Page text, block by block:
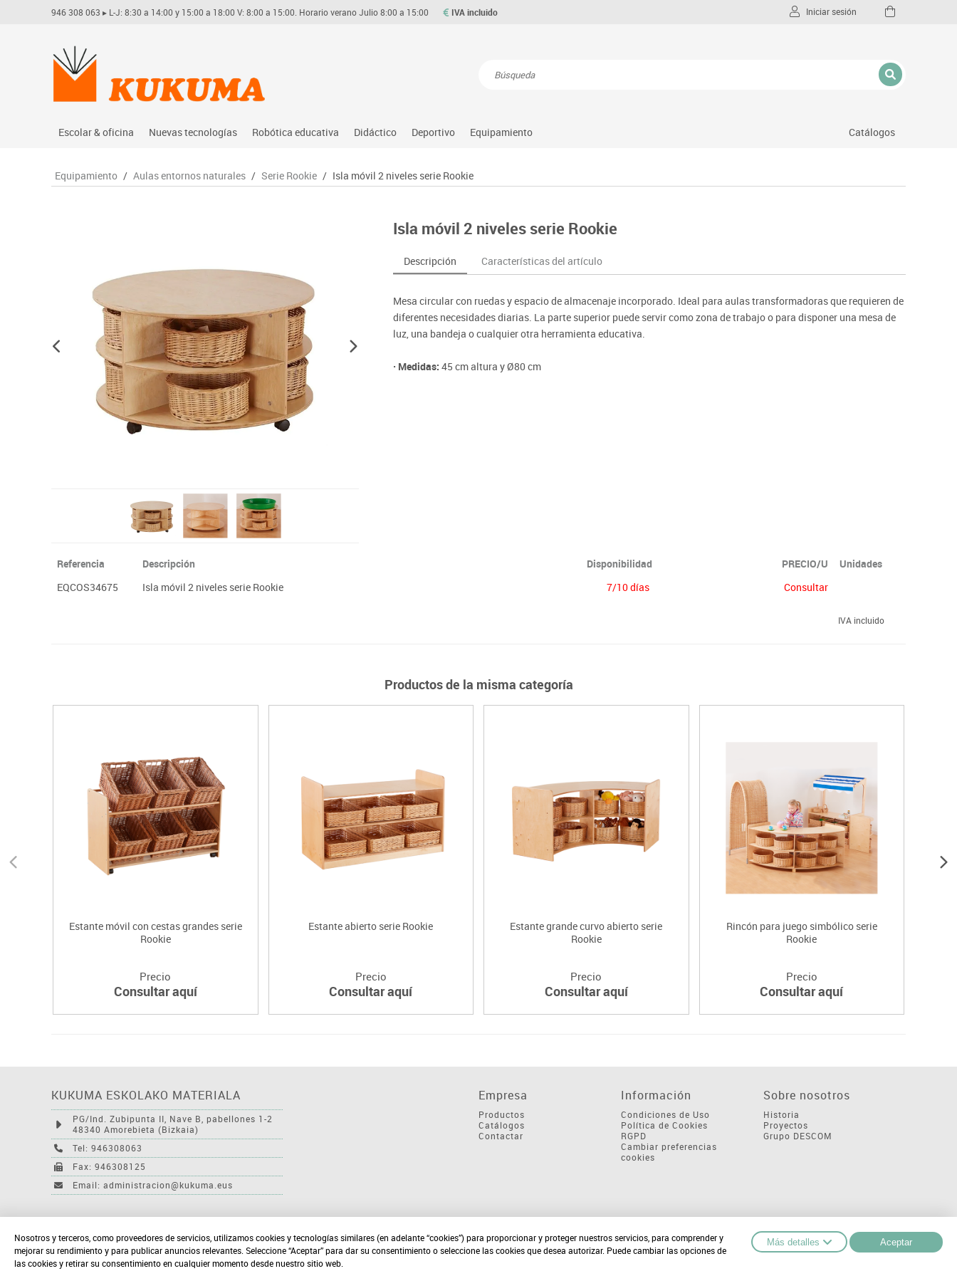
946 308 063 ▸ L-J: 8:30 a 14:00 y 15:00 a 18:00 V: 8:00 a 15:00. Horario verano Julio 8:00 a 15:00 IVA incluido Iniciar sesión
Escolar & oficina
Archivo
Manualidades
Material escolar
Plastifica, encuaderna, destruye
Papel y manipulados
Nuevas tecnologías
Audio
Videoconferencia
Robótica educativa
Arduino
Otros
Didáctico
Asociación y atención
Espacios exteriores
Juegos heurísticos
Juegos simbólicos
Lenguaje & idiomas
Música
Primeras edades
Psicomotricidad
Stem
Tinkering
Deportivo
Atletismo
Comp. deportivos
Deportes raqueta
Hockey
Protección deportiva
Equipamiento
Mesas educación
Percheros, baldas y taquillas
Sillas, bancos y taburetes
Catálogos
Equipamiento / Aulas entornos naturales / Serie Rookie / Isla móvil 2 niveles serie Rookie
Isla móvil 2 niveles serie Rookie
Descripción Características del artículo
Mesa circular con ruedas y espacio de almacenaje incorporado. Ideal para aulas transformadoras que requieren de
diferentes necesidades diarias. La parte superior puede servir como zona de trabajo o para disponer una mesa de
luz, una bandeja o cualquier otra herramienta educativa.
· Medidas: 45 cm altura y Ø80 cm
Referencia Descripción Disponibilidad PRECIO/U
Unidades
EQCOS34675
Isla móvil 2 niveles serie Rookie 7/10 días Consultar
IVA incluido
Productos de la misma categoría
Estante móvil con cestas grandes serie
Rookie
Precio
Consultar aquí
Estante abierto serie Rookie
Precio
Consultar aquí
Estante grande curvo abierto serie
Rookie
Precio
Consultar aquí
Rincón para juego simbólico serie
Rookie
Precio
Consultar aquí
KUKUMA ESKOLAKO MATERIALA
PG/Ind. Zubipunta II, Nave B, pabellones 1-2
48340 Amorebieta (Bizkaia)
Tel: 946308063
Fax: 946308125
Email: administracion@kukuma.eus
Empresa
Productos
Catálogos
Contactar
Información
Condiciones de Uso
Política de Cookies
RGPD
Cambiar preferencias
cookies
Sobre nosotros
Historia
Proyectos
Grupo DESCOM
Nosotros y terceros, como proveedores de servicios, utilizamos cookies y tecnologías similares (en adelante “cookies”) para proporcionar y proteger nuestros servicios, para comprender y
mejorar su rendimiento y para publicar anuncios relevantes. Seleccione “Aceptar” para dar su consentimiento o seleccione las cookies que desea autorizar. Puede cambiar las opciones de
las cookies y retirar su consentimiento en cualquier momento desde nuestro sitio web.
Más detalles Aceptar